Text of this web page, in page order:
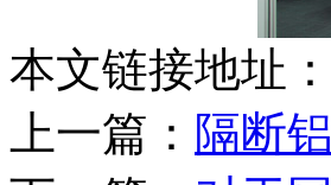
本文链接地址：
上一篇： 隔断